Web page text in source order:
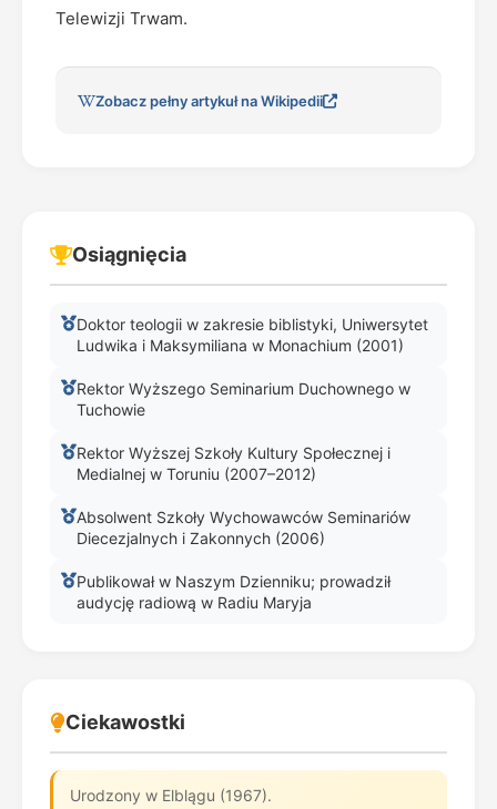
Telewizji Trwam.
Zobacz pełny artykuł na Wikipedii
Osiągnięcia
Doktor teologii w zakresie biblistyki, Uniwersytet
Ludwika i Maksymiliana w Monachium (2001)
Rektor Wyższego Seminarium Duchownego w
Tuchowie
Rektor Wyższej Szkoły Kultury Społecznej i
Medialnej w Toruniu (2007–2012)
Absolwent Szkoły Wychowawców Seminariów
Diecezjalnych i Zakonnych (2006)
Publikował w Naszym Dzienniku; prowadził
audycję radiową w Radiu Maryja
Ciekawostki
Urodzony w Elblągu (1967).